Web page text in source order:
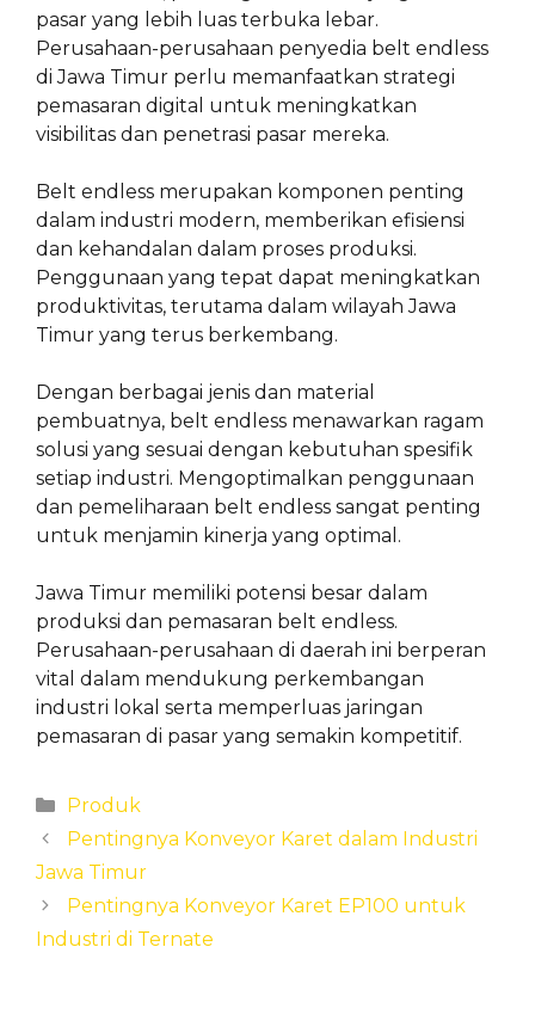
pasar yang lebih luas terbuka lebar.
Perusahaan-perusahaan penyedia belt endless
di Jawa Timur perlu memanfaatkan strategi
pemasaran digital untuk meningkatkan
visibilitas dan penetrasi pasar mereka.
Belt endless merupakan komponen penting
dalam industri modern, memberikan efisiensi
dan kehandalan dalam proses produksi.
Penggunaan yang tepat dapat meningkatkan
produktivitas, terutama dalam wilayah Jawa
Timur yang terus berkembang.
Dengan berbagai jenis dan material
pembuatnya, belt endless menawarkan ragam
solusi yang sesuai dengan kebutuhan spesifik
setiap industri. Mengoptimalkan penggunaan
dan pemeliharaan belt endless sangat penting
untuk menjamin kinerja yang optimal.
Jawa Timur memiliki potensi besar dalam
produksi dan pemasaran belt endless.
Perusahaan-perusahaan di daerah ini berperan
vital dalam mendukung perkembangan
industri lokal serta memperluas jaringan
pemasaran di pasar yang semakin kompetitif.
Categories
Produk
Pentingnya Konveyor Karet dalam Industri
Jawa Timur
Pentingnya Konveyor Karet EP100 untuk
Industri di Ternate